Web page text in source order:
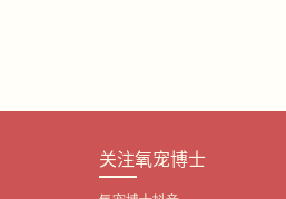
关注氧宠博士